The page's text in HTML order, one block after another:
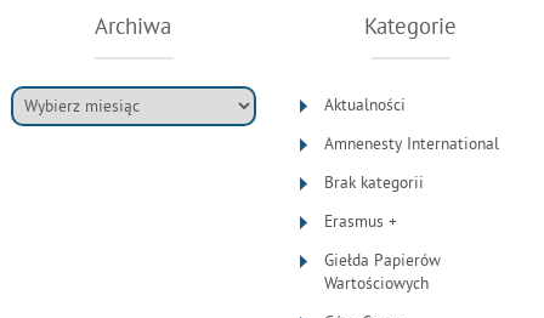
Archiwa Kategorie
Aktualności
Amnenesty International
Brak kategorii
Erasmus +
Giełda Papierów
Wartościowych